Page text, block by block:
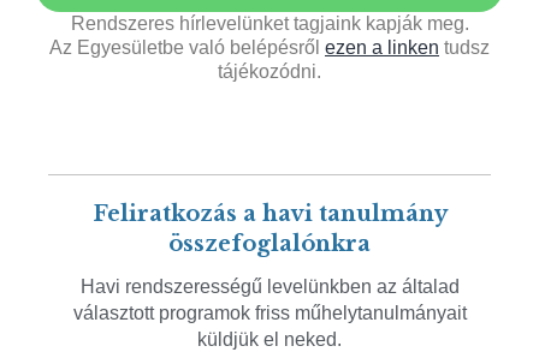
Rendszeres hírlevelünket tagjaink kapják meg.
Az Egyesületbe való belépésről ezen a linken tudsz
tájékozódni.
Feliratkozás a havi tanulmány
összefoglalónkra
Havi rendszerességű levelünkben az általad
választott programok friss műhelytanulmányait
küldjük el neked.